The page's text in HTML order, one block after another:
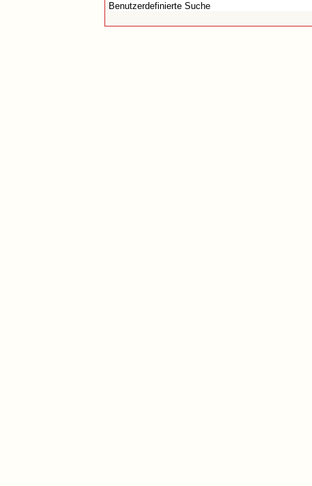
Benutzerdefinierte Suche